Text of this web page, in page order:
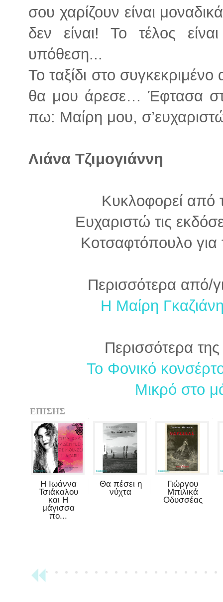
σου χαρίζουν είναι
δεν είναι! Το τέλος
υπόθεση...
Το ταξίδι στο συγκεκριμένο
θα μου άρεσε… Έφτασα
πω: Μαίρη μου,
Λιάνα Τζιμογιάννη
Κυκλοφορεί από
Ευχαριστώ τις
Κοτσαφτόπουλο για
Περισσότερα από/
Η Μαίρη
Περισσότερα
Το Φονικό
Μικρό στο
ΕΠΙΣΗΣ
Η Ιωάννα
Τσιάκαλου
και Η
μάγισσα
πο...
Θα πέσει η
νύχτα
Γιώργου
Μπιλικά
Οδυσσέας